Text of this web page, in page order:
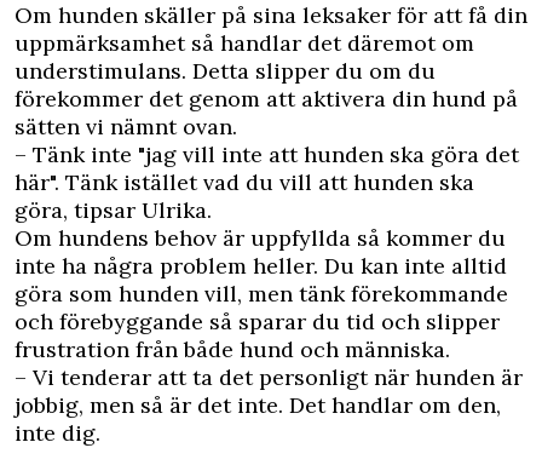
Om hunden skäller på sina leksaker för att få din
uppmärksamhet så handlar det däremot om
understimulans. Detta slipper du om du
förekommer det genom att aktivera din hund på
sätten vi nämnt ovan.
– Tänk inte "jag vill inte att hunden ska göra det
här". Tänk istället vad du vill att hunden ska
göra, tipsar Ulrika.
Om hundens behov är uppfyllda så kommer du
inte ha några problem heller. Du kan inte alltid
göra som hunden vill, men tänk förekommande
och förebyggande så sparar du tid och slipper
frustration från både hund och människa.
– Vi tenderar att ta det personligt när hunden är
jobbig, men så är det inte. Det handlar om den,
inte dig.